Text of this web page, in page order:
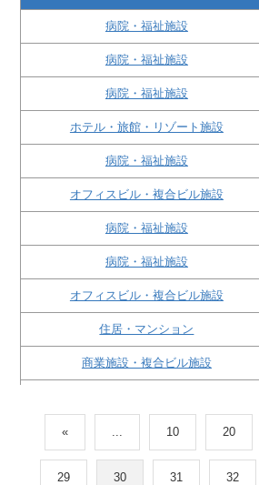
病院・福祉施設
病院・福祉施設
病院・福祉施設
ホテル・旅館・リゾート施設
病院・福祉施設
オフィスビル・複合ビル施設
病院・福祉施設
病院・福祉施設
オフィスビル・複合ビル施設
住居・マンション
商業施設・複合ビル施設
病院・福祉施設
ごみ・産廃・リサイクル・下水・堆肥化施設
« ... 10 20
29 30 31 32